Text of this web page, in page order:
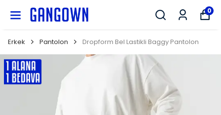
0
Erkek Pantolon Dropform Bel Lastikli Baggy Pantolon